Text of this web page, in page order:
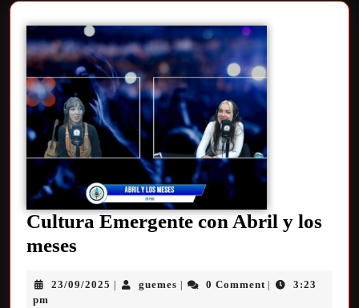
Cultura Emergente con Abril y los
meses
23/09/2025 guemes 0 Comment
3:23
pm